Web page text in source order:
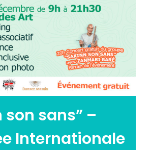
son sans” –
Internationale